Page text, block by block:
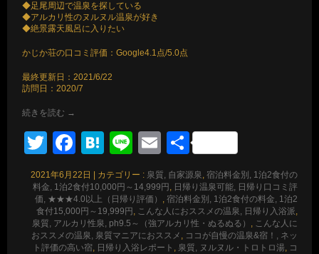
◆足尾周辺で温泉を探している
◆アルカリ性のヌルヌル温泉が好き
◆絶景露天風呂に入りたい
かじか荘の口コミ評価：Google4.1点/5.0点
最終更新日：2021/6/22
訪問日：2020/7
続きを読む →
TwitterFacebook
Hatena
LineEmail
共
有
2021年6月22日 カテゴリー : 泉質, 自家源泉, 宿泊料金別, 1泊2食付の
料金, 1泊2食付10,000円～14,999円 , 日帰り温泉可能, 日帰り口コミ評
価, ★★★4.0以上（日帰り評価） , 宿泊料金別, 1泊2食付の料金, 1泊2
食付15,000円～19,999円 , こんな人におススメの温泉, 日帰り入浴派,
泉質, アルカリ性泉, ph9.5～（強アルカリ性・ぬるぬる） , こんな人に
おススメの温泉, 泉質マニアにおススメ , ココが自慢の温泉&宿！, ネッ
ト評価の高い宿, 日帰り入浴レポート , 泉質, ヌルヌル・トロトロ湯, コ